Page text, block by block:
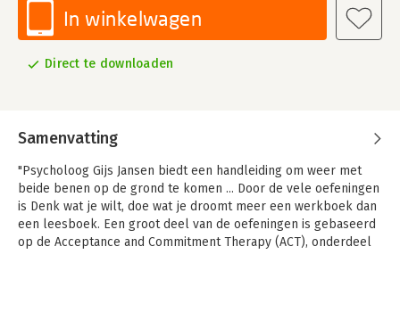
In winkelwagen
Direct te downloaden
Samenvatting
"Psycholoog Gijs Jansen biedt een handleiding om weer met
beide benen op de grond te komen ... Door de vele oefeningen
is Denk wat je wilt, doe wat je droomt meer een werkboek dan
een leesboek. Een groot deel van de oefeningen is gebaseerd
op de Acceptance and Commitment Therapy (ACT), onderdeel